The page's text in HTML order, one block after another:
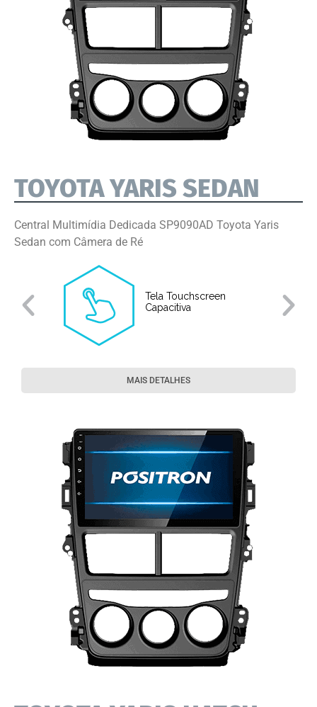
TOYOTA YARIS SEDAN
Central Multimídia Dedicada SP9090AD Toyota Yaris
Sedan com Câmera de Ré
Tela Touchscreen
Capacitiva
MAIS DETALHES